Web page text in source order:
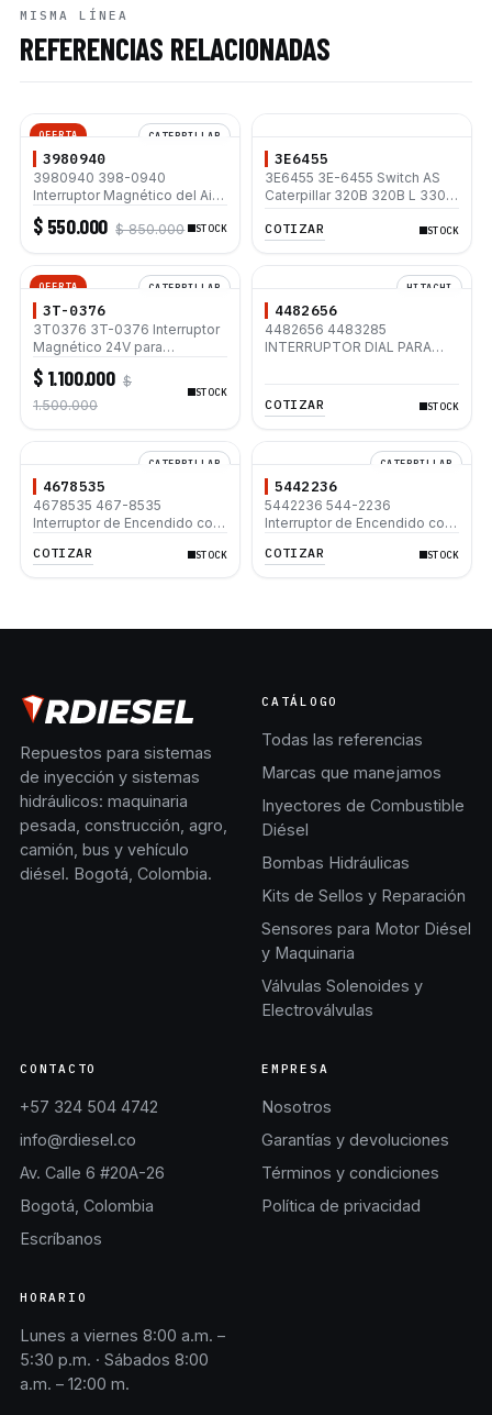
MISMA LÍNEA
REFERENCIAS RELACIONADAS
OFERTA CATERPILLAR
3980940
3980940 398-0940
Interruptor Magnético del Aire
Acondicionado 24V para
Caterpillar 312D 315D L 325D
$ 550.000 $ 850.000 STOCK
3E6455
3E6455 3E-6455 Switch AS
Caterpillar 320B 320B L 330B
3412C 345B L
COTIZAR STOCK
OFERTA CATERPILLAR
3T-0376
3T0376 3T-0376 Interruptor
Magnético 24V para
Caterpillar 312B 312C 320C
325C 330B 330C 345B
$ 1.100.000 $
1.500.000
STOCK
HITACHI
4482656
4482656 4483285
INTERRUPTOR DIAL PARA
COTIZAR
STOCK
CATERPILLAR
4678535
4678535 467-8535
Interruptor de Encendido con
236B 416F2 420D 428F2
COTIZAR STOCK
CATERPILLAR
5442236
5442236 544-2236
Interruptor de Encendido con
236B 416F2 420D 428F2
COTIZAR STOCK
Repuestos para sistemas
de inyección y sistemas
hidráulicos: maquinaria
pesada, construcción, agro,
camión, bus y vehículo
diésel. Bogotá, Colombia.
CATÁLOGO
Todas las referencias
Marcas que manejamos
Inyectores de Combustible
Diésel
Bombas Hidráulicas
Kits de Sellos y Reparación
Sensores para Motor Diésel
y Maquinaria
Válvulas Solenoides y
Electroválvulas
CONTACTO
+57 324 504 4742
info@rdiesel.co
Av. Calle 6 #20A-26
Bogotá, Colombia
Escríbanos
EMPRESA
Nosotros
Garantías y devoluciones
Términos y condiciones
Política de privacidad
HORARIO
Lunes a viernes 8:00 a.m. –
5:30 p.m. · Sábados 8:00
a.m. – 12:00 m.